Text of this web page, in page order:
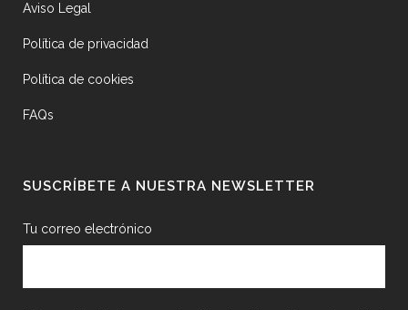
Aviso Legal
Política de privacidad
Política de cookies
FAQs
SUSCRÍBETE A NUESTRA NEWSLETTER
Tu correo electrónico